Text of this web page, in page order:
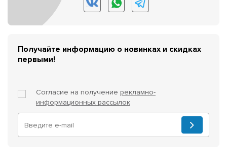
Получайте информацию о новинках и скидках
первыми!
Согласие на получение рекламно-
информационных рассылок